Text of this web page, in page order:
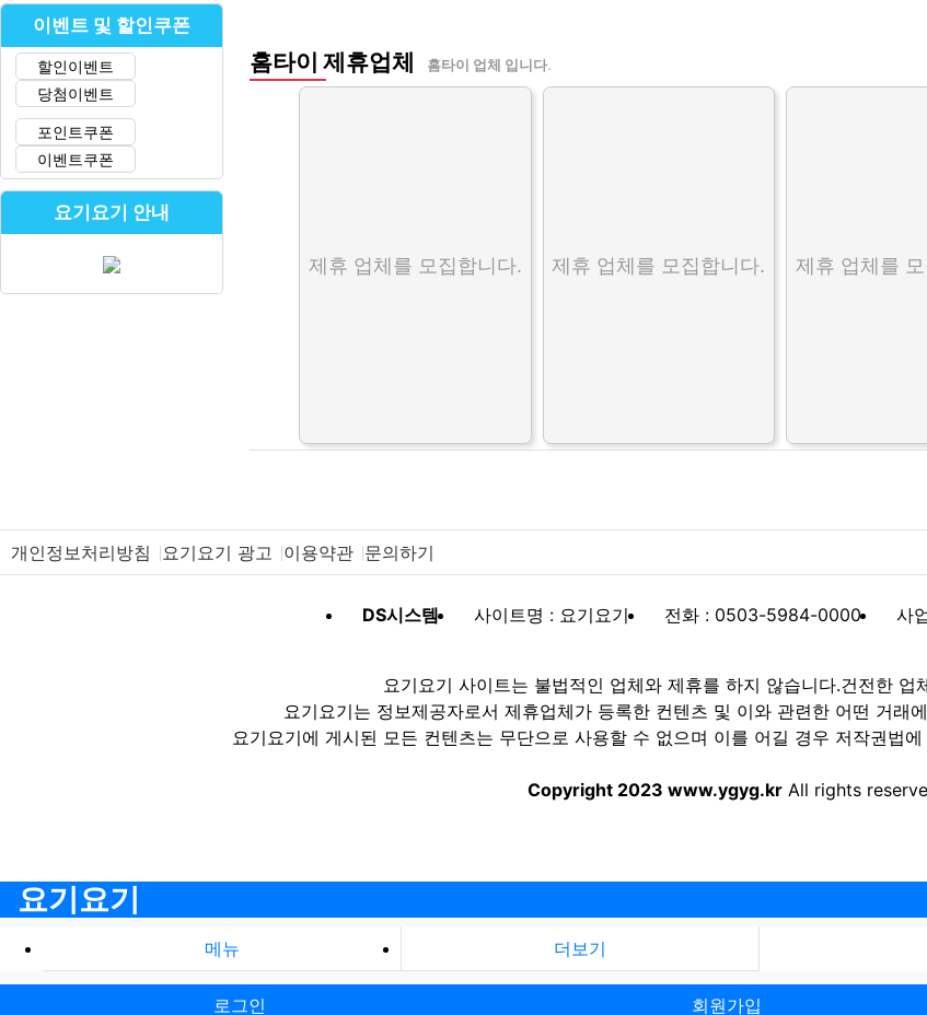
홈타이 제휴업체 홈타이 업체 입니다.
제휴 업체를 모집합니다. 제휴 업체를 모집합니다. 제휴 업체를
이벤트 및 할인쿠폰
할인이벤트
당첨이벤트
포인트쿠폰
이벤트쿠폰
요기요기 안내
개인정보처리방침 요기요기 광고 이용약관 문의하기
DS시스템 사이트명 : 요기요기 전화 : 0503-5984-0000 사
요기요기 사이트는 불법적인 업체와 제휴를 하지 않습니다.건전한 업
요기요기는 정보제공자로서 제휴업체가 등록한 컨텐츠 및 이와 관련한 어떤 거래
요기요기에 게시된 모든 컨텐츠는 무단으로 사용할 수 없으며 이를 어길 경우 저작권법
Copyright 2023 www.ygyg.kr All rights
요기요기
메뉴 더보기
로그인 회원가입